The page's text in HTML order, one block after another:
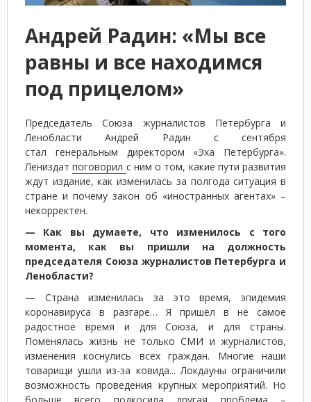
Андрей Радин: «Мы все
равны и все находимся
под прицелом»
Председатель Союза журналистов Петербурга и
Ленобласти Андрей Радин с сентября
стал генеральным директором «Эха Петербурга».
Лениздатпоговорил с ним о том, какие пути развития
ждут издание, как изменилась за полгода ситуация в
стране и почему закон об «иностранных агентах» –
некорректен.
— Как вы думаете, что изменилось с того
момента, как вы пришли на должность
председателя Союза журналистов Петербурга и
Ленобласти?
— Страна изменилась за это время, эпидемия
коронавируса в разгаре… Я пришёл в не самое
радостное время и для Союза, и для страны.
Поменялась жизнь не только СМИ и журналистов,
изменения коснулись всех граждан. Многие наши
товарищи ушли из-за ковида... Локдауны ограничили
возможность проведения крупных мероприятий. Но